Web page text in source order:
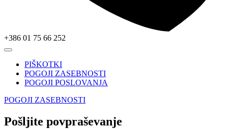
+386 01 75 66 252
PIŠKOTKI
POGOJI ZASEBNOSTI
POGOJI POSLOVANJA
POGOJI ZASEBNOSTI
Pošljite povpraševanje